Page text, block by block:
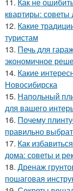
квартиры:
12. Какие
туристам
13. Печь для
экономичное
14. Какие
Новосибирска
15. Напольный
для вашего
16. Почему
правильно
17. Как
дома: советы и
18. Дренаж
пошаговая